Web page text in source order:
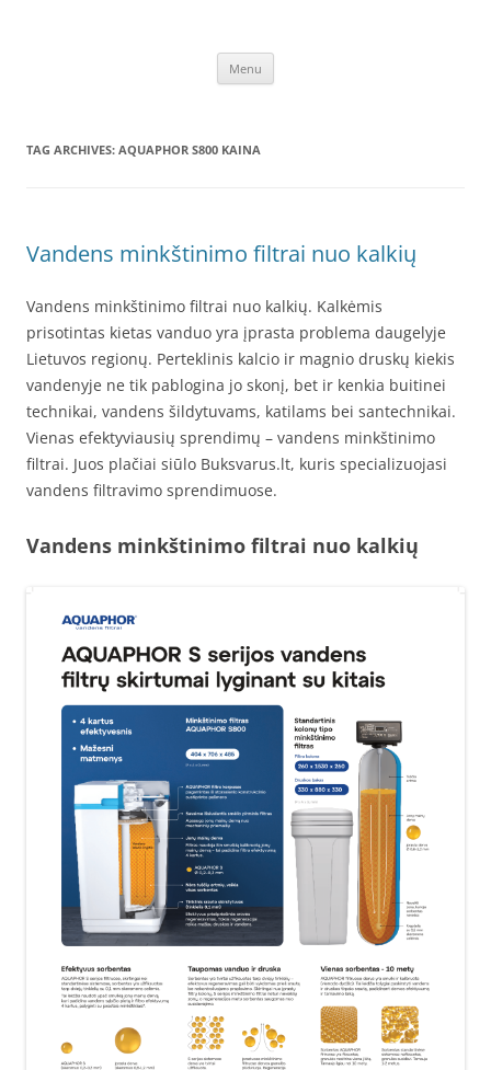
internetinio verslo stiprinimui – Frag.lt
Menu
TAG ARCHIVES: AQUAPHOR S800 KAINA
Vandens minkštinimo filtrai nuo kalkių
Vandens minkštinimo filtrai nuo kalkių. Kalkėmis
prisotintas kietas vanduo yra įprasta problema daugelyje
Lietuvos regionų. Perteklinis kalcio ir magnio druskų kiekis
vandenyje ne tik pablogina jo skonį, bet ir kenkia buitinei
technikai, vandens šildytuvams, katilams bei santechnikai.
Vienas efektyviausių sprendimų – vandens minkštinimo
filtrai. Juos plačiai siūlo Buksvarus.lt, kuris specializuojasi
vandens filtravimo sprendimuose.
Vandens minkštinimo filtrai nuo kalkių